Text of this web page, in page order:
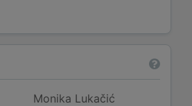
Monika Lukačić